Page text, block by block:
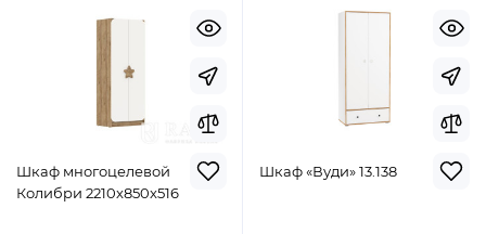
Шкаф многоцелевой
Колибри 2210x850x516
Шкаф «Вуди» 13.138